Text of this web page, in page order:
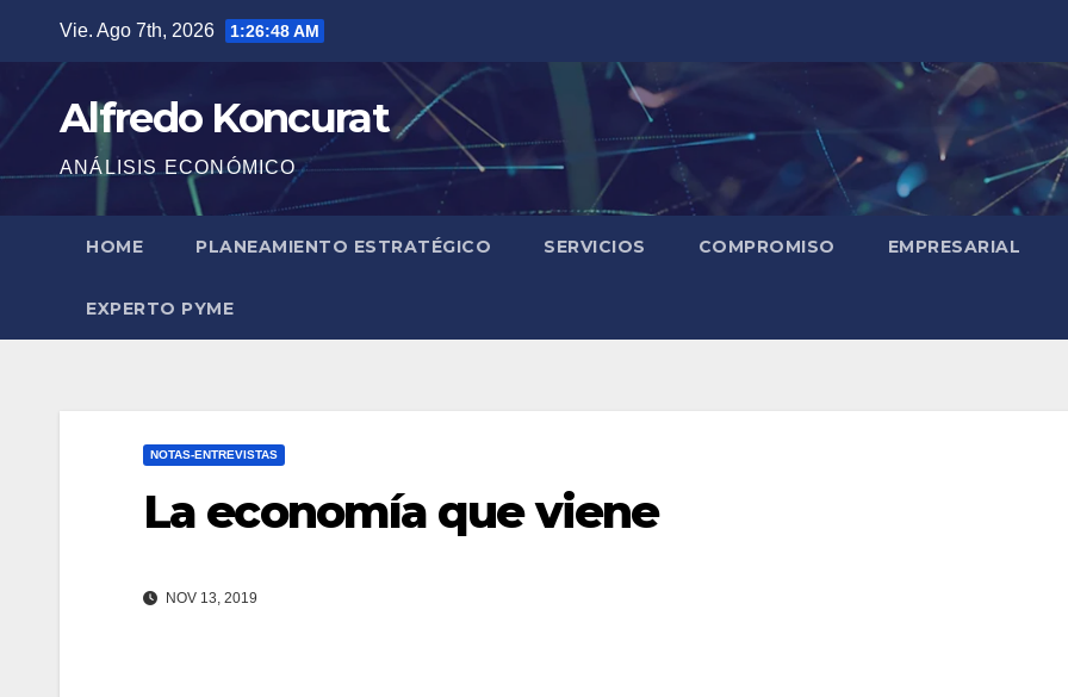
contenido
Vie. Ago 7th, 2026 1:26:49 AM
Alfredo Koncurat
ANÁLISIS ECONÓMICO
HOME PLANEAMIENTO ESTRATÉGICO SERVICIOS COMPROMISO EMPRESARIAL
EXPERTO PYME
NOTAS-ENTREVISTAS
La economía que viene
NOV 13, 2019